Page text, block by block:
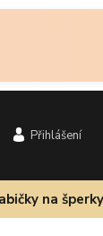
Přihlášení
na šperky